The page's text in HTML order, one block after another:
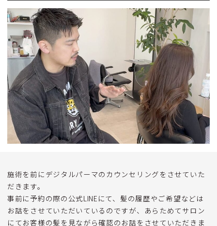
施術を前にデジタルパーマのカウンセリングをさせていた
だきます。
事前に予約の際の公式LINEにて、髪の履歴やご希望などは
お話をさせていただいているのですが、あらためてサロン
にてお客様の髪を見ながら確認のお話をさせていただきま